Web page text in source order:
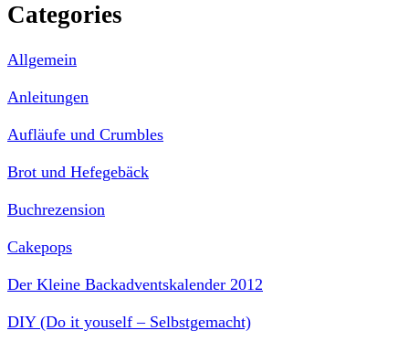
Categories
Allgemein
Anleitungen
Aufläufe und Crumbles
Brot und Hefegebäck
Buchrezension
Cakepops
Der Kleine Backadventskalender 2012
DIY (Do it youself – Selbstgemacht)